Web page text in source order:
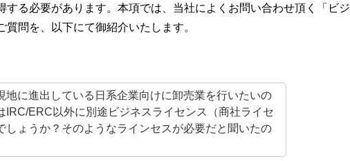
する必要があります。本項では、当社によくお問い合わせ頂く「ビジ
問を、以下にて御紹介いたします。
地に進出している日系企業向けに卸売業を行いたいの
IRC/ERC以外に別途ビジネスライセンス（商社ライセ
しょうか？そのようなラインセスが必要だと聞いたの